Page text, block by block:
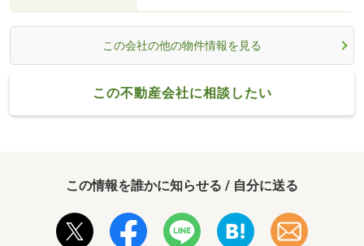
この会社の他の物件情報を見る
この不動産会社に相談したい
この情報を誰かに知らせる / 自分に送る